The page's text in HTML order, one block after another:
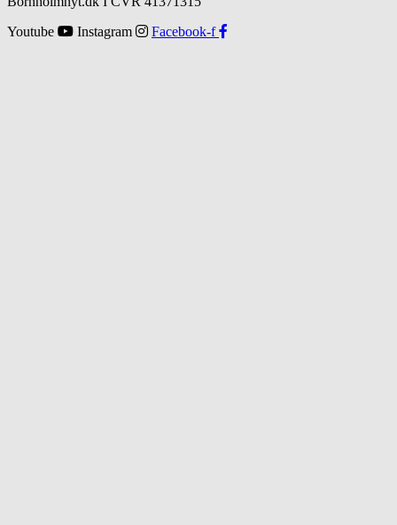
Youtube
Instagram Facebook-f